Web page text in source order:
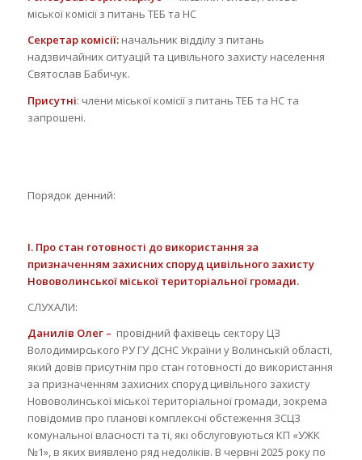
міської комісії з питань ТЕБ та НС
Секретар комісії:начальник відділу з питань
надзвичайних ситуацій та цивільного захисту населення
Святослав Бабичук.
Присутні: члени міської комісії з питань ТЕБ та НС та
запрошені.
Порядок денний:
І. Про стан готовності до використання за
призначенням захисних споруд цивільного захисту
Нововолинської міської територіальної громади.
CЛУХАЛИ:
Данилів Олег – провідний фахівець сектору ЦЗ
Володимирського РУ ГУ ДСНС України у Волинській області,
який довів присутнім про стан готовності до використання
за призначенням захисних споруд цивільного захисту
Нововолинської міської територіальної громади, зокрема
повідомив про планові комплексні обстеження ЗСЦЗ
комунальної власності та ті, які обслуговуються КП «УЖК
№1», в яких виявлено ряд недоліків. В червні 2025 року по